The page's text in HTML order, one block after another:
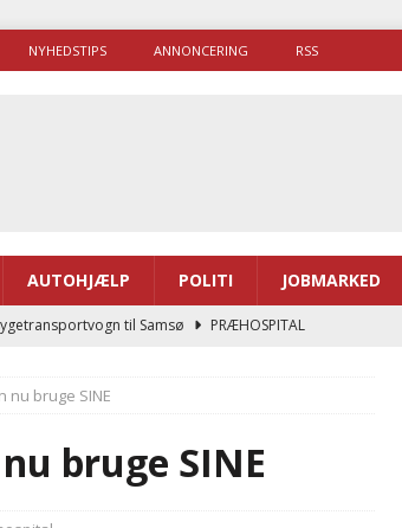
NYHEDSTIPS ANNONCERING RSS
AUTOHJÆLP POLITI JOBMARKED
til Samsø
PRÆHOSPITAL
skal ruste betjentene til mere kompleks
nu bruge SINE
bruge SINE